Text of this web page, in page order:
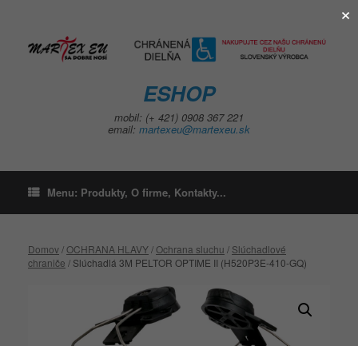
ESHOP
mobil: (+ 421) 0908 367 221
email: martexeu@martexeu.sk
Menu: Produkty, O firme, Kontakty...
Domov/OCHRANA HLAVY/Ochrana sluchu / Slúchadlové
chraniče / Slúchadlá 3M PELTOR OPTIME II (H520P3E-410-GQ)
×